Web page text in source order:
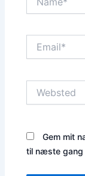
Gem mit
til næste gang